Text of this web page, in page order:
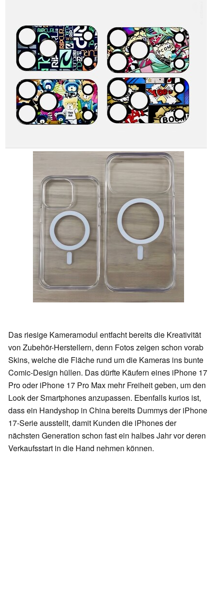
Das riesige Kameramodul entfacht bereits die Kreativität
von Zubehör-Herstellern, denn Fotos zeigen schon vorab
Skins, welche die Fläche rund um die Kameras ins bunte
Comic-Design hüllen. Das dürfte Käufern eines iPhone 17
Pro oder iPhone 17 Pro Max mehr Freiheit geben, um den
Look der Smartphones anzupassen. Ebenfalls kurios ist,
dass ein Handyshop in China bereits Dummys der iPhone
17-Serie ausstellt, damit Kunden die iPhones der
nächsten Generation schon fast ein halbes Jahr vor deren
Verkaufsstart in die Hand nehmen können.